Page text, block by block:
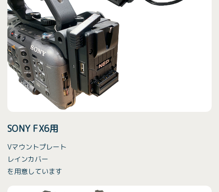
SONY FX6用
Vマウントプレート
レインカバー
を用意しています